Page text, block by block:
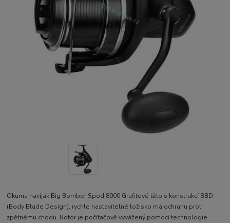
Okuma naviják Big Bomber Spod 8000 Grafitové tělo s konstrukcí BBD
(Body Blade Design), rychle nastavitelné ložisko má ochranu proti
zpětnému chodu. Rotor je počítačově vyvážený pomocí technologie